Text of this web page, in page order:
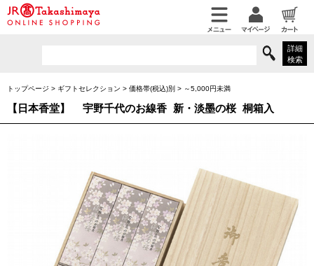
詳細
検索
トップページ > ギフトセレクション > 価格帯(税込)別 > ～5,000円未満
【日本香堂】 宇野千代のお線香 新・淡墨の桜 桐箱入